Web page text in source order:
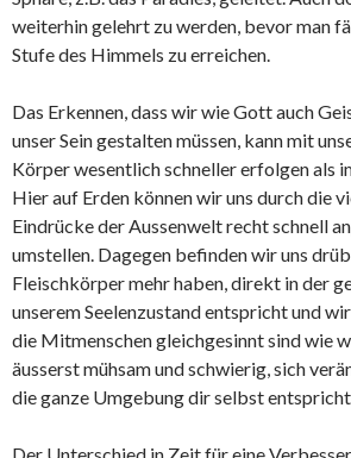
weiterhin gelehrt zu werden, bevor man
Stufe des Himmels zu erreichen.
Das Erkennen, dass wir wie Gott auch
unser Sein gestalten müssen, kann mit
Körper wesentlich schneller erfolgen als
Hier auf Erden können wir uns durch die
Eindrücke der Aussenwelt recht schnell
umstellen. Dagegen befinden wir uns
Fleischkörper mehr haben, direkt in der
unserem Seelenzustand entspricht und
die Mitmenschen gleichgesinnt sind wie
äusserst mühsam und schwierig, sich
die ganze Umgebung dir selbst